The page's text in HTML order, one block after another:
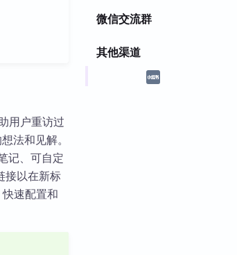
微信交流群
其他渠道
用户重访过
法和见解。
记、可自定
接以在新标
速配置和